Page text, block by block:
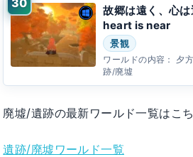
故郷は遠く、心
heart is near
景観
ワールドの内容：
夕
跡/廃墟
廃墟/遺跡の最新ワールド一覧はこち
遺跡/廃墟ワールド一覧